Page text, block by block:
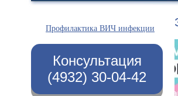
Профилактика ВИЧ инфекции
Консультация
(4932) 30-04-42